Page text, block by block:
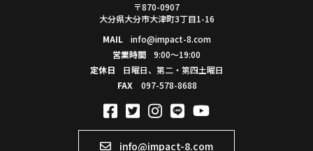
〒870-0907
大分県大分市大津町3丁目1-16
MAIL
info@impact-8.com
営業時間
9:00～19:00
定休日
日曜日、第二・第四土曜日
FAX
097-578-8688
info@impact-8.com